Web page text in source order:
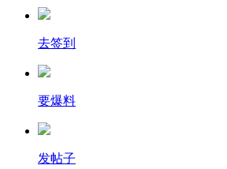
去签到
要爆料
发帖子